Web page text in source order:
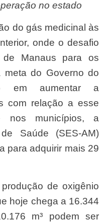
no estado
onde o desafio
de Manaus para os
do Governo do
em aumentar a
com relação a esse
nos municípios, a
Saúde (SES-AM)
para adquirir mais 29
hoje chega a 16.344
m³ podem ser